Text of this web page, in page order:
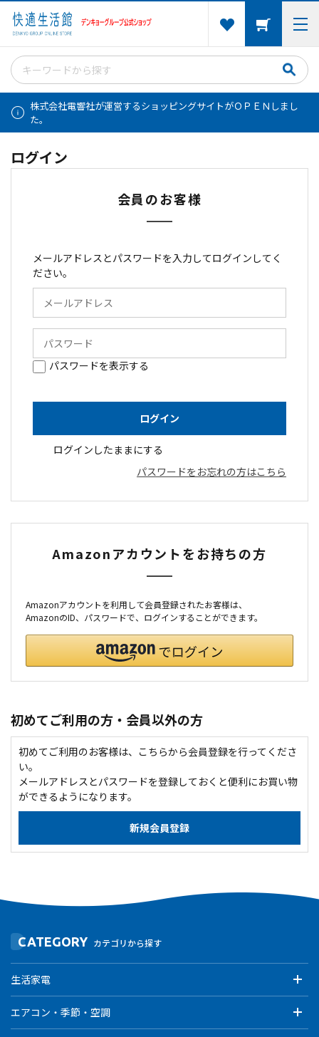
株式会社電響社が運営するショッピングサイトがＯＰＥＮしまし
た。
ログイン
会員のお客様
メールアドレスとパスワードを入力してログインしてく
ださい。
パスワードを表示する
ログインしたままにする
パスワードをお忘れの方はこちら
Amazonアカウントをお持ちの方
Amazonアカウントを利用して会員登録されたお客様は、
AmazonのID、パスワードで、ログインすることができます。
初めてご利用の方・会員以外の方
初めてご利用のお客様は、こちらから会員登録を行ってくださ
い。
メールアドレスとパスワードを登録しておくと便利にお買い物
ができるようになります。
CATEGORY カテゴリから探す
生活家電
エアコン・季節・空調